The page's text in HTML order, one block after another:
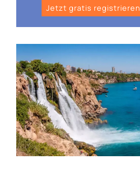
Jetzt gratis registrieren